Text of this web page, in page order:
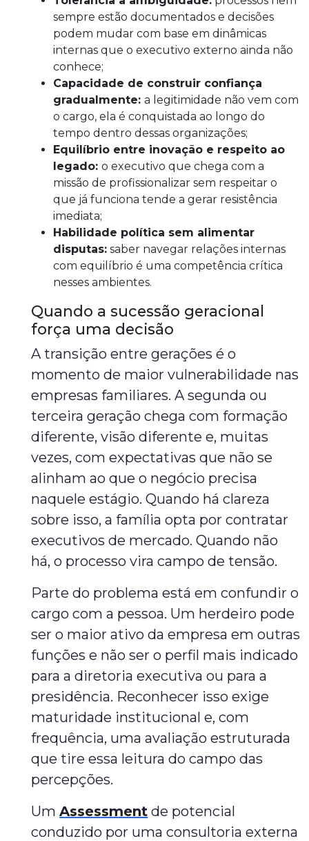
sempre estão documentados e decisões
podem mudar com base em dinâmicas
internas que o executivo externo ainda não
conhece;
Capacidade de construir confiança
gradualmente:a legitimidade não vem com
o cargo, ela é conquistada ao longo do
tempo dentro dessas organizações;
Equilíbrio entre inovação e respeito ao
legado:o executivo que chega com a
missão de profissionalizar sem respeitar o
que já funciona tende a gerar resistência
imediata;
Habilidade política sem alimentar
disputas: saber navegar relações internas
com equilíbrio é uma competência crítica
nesses ambientes.
Quando a sucessão geracional
força uma decisão
A transição entre gerações é o
momento de maior vulnerabilidade nas
empresas familiares. A segunda ou
terceira geração chega com formação
diferente, visão diferente e, muitas
vezes, com expectativas que não se
alinham ao que o negócio precisa
naquele estágio. Quando há clareza
sobre isso, a família opta por contratar
executivos de mercado. Quando não
há, o processo vira campo de tensão.
Parte do problema está em confundir o
cargo com a pessoa. Um herdeiro pode
ser o maior ativo da empresa em outras
funções e não ser o perfil mais indicado
para a diretoria executiva ou para a
presidência. Reconhecer isso exige
maturidade institucional e, com
frequência, uma avaliação estruturada
que tire essa leitura do campo das
percepções.
UmAssessment de potencial
conduzido por uma consultoria externa